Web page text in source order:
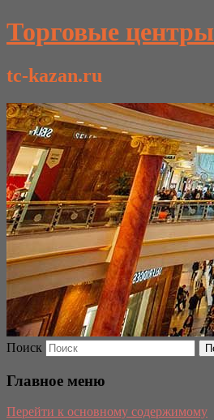
Торговые центры
tc-kazan.ru
Поиск
Главное меню
Перейти к основному содержимому